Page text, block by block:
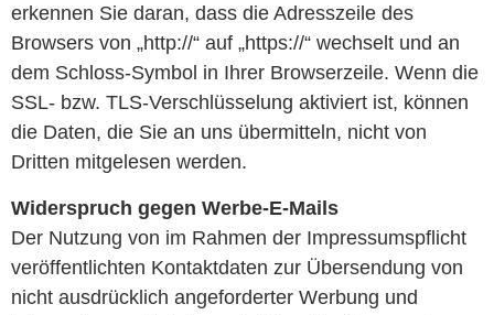
erkennen Sie daran, dass die Adresszeile des
Browsers von „http://“ auf „https://“ wechselt und an
dem Schloss-Symbol in Ihrer Browserzeile. Wenn die
SSL- bzw. TLS-Verschlüsselung aktiviert ist, können
die Daten, die Sie an uns übermitteln, nicht von
Dritten mitgelesen werden.
Widerspruch gegen Werbe-E-Mails
Der Nutzung von im Rahmen der Impressumspflicht
veröffentlichten Kontaktdaten zur Übersendung von
nicht ausdrücklich angeforderter Werbung und